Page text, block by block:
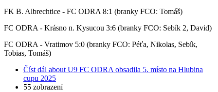
FK B. Albrechtice - FC ODRA 8:1 (branky FCO: Tomáš)
FC ODRA - Krásno n. Kysucou 3:6 (branky FCO: Sebík 2, David)
FC ODRA - Vratimov 5:0 (branky FCO: Péťa, Nikolas, Sebík,
Tobias, Tomáš)
Číst dál about U9 FC ODRA obsadila 5. místo na Hlubina
cupu 2025
55 zobrazení